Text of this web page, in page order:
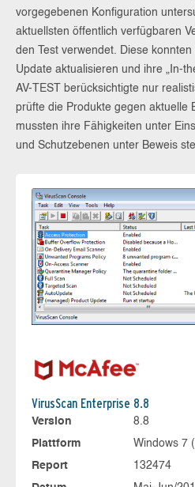
vorgegebenen Konfiguration
aktuellsten öffentlich verfügbaren
den Test verwendet. Diese
Update aktualisieren und ihre „In-
AV-TEST berücksichtigte nur
prüfte die Produkte gegen aktuelle
mussten ihre Fähigkeiten unter
und Schutzebenen unter Beweis
VirusScan Enterprise 8.8
Version
8.8
Plattform
Windows 7
Report
132474